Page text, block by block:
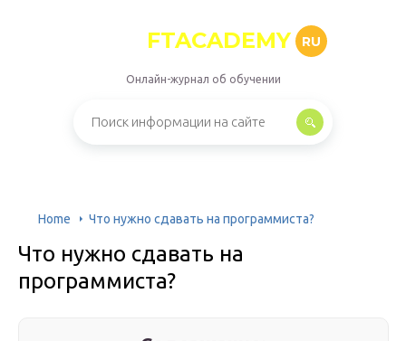
FTACADEMY RU
Онлайн-журнал об обучении
Home Что нужно сдавать на программиста?
Что нужно сдавать на
программиста?